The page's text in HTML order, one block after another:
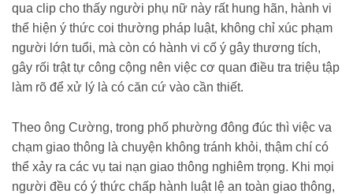
qua clip cho thấy người phụ nữ này rất hung hãn, hành vi
thể hiện ý thức coi thường pháp luật, không chỉ xúc phạm
người lớn tuổi, mà còn có hành vi cố ý gây thương tích,
gây rối trật tự công cộng nên việc cơ quan điều tra triệu tập
làm rõ để xử lý là có căn cứ vào cần thiết.
Theo ông Cường, trong phố phường đông đúc thì việc va
chạm giao thông là chuyện không tránh khỏi, thậm chí có
thể xảy ra các vụ tai nạn giao thông nghiêm trọng. Khi mọi
người đều có ý thức chấp hành luật lệ an toàn giao thông,